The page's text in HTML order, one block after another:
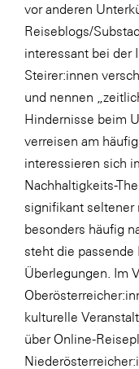
vor anderen
Reiseblogs/
interessant bei der
Steirer:innen
und nennen
Hindernisse beim
verreisen am
interessieren sich
Nachhaltigkeits-
signifikant seltener
besonders häufig
steht die
Überlegungen. Im
kulturelle
über Online-